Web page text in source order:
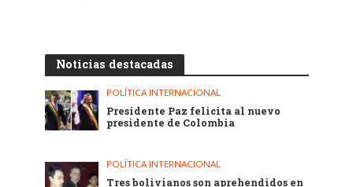
Noticias destacadas
POLÍTICA INTERNACIONAL
Presidente Paz felicita al nuevo
presidente de Colombia
POLÍTICA INTERNACIONAL
Tres bolivianos son aprehendidos en